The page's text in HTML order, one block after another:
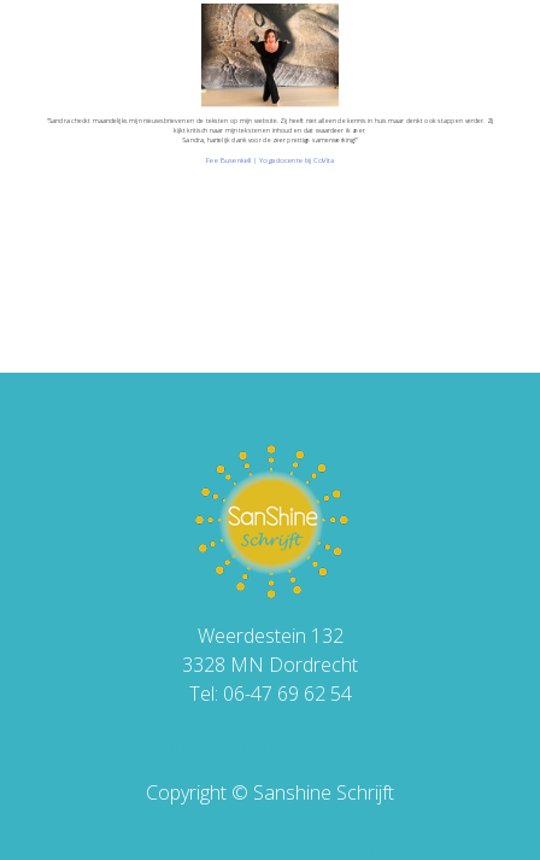
“Sandra checkt maandelijks mijn nieuwsbrieven en de teksten op mijn website. Zij heeft niet alleen de kennis in huis maar denkt ook stappen verder. Zij
kijkt kritisch naar mijn teksten en inhoud en dat waardeer ik zeer.
Sandra, hartelijk dank voor de zeer prettige samenwerking!”
Fee Busenkell | Yogadocente bij CoVita
Weerdestein 132
3328 MN Dordrecht
Tel: 06-47 69 62 54
Copyright © Sanshine Schrijft